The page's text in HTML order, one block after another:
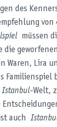
des
von
müssen
die
Waren, Lira
Familienspiel
Istanbul-Welt,
ist auch